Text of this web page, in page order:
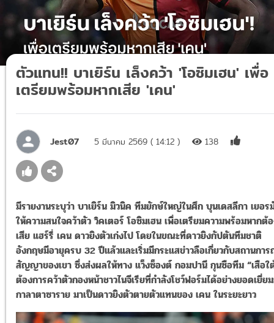
ตัวแทน!! บาเยิร์น เล็งคว้า 'โอซิมเฮน' เพื่อ
เตรียมพร้อมหากเสีย 'เคน'
Jest07 5 มีนาคม 2569 ( 14:12 ) 138
มีรายงานระบุว่า บาเยิร์น มิวนิค ทีมยักษ์ใหญ่ในศึก บุนเดสลีกา เยอร
ให้ความสนใจคว้าตัว วิคเตอร์ โอซิมเฮน เพื่อเตรียมความพร้อมหากต้
เสีย แฮร์รี่ เคน ดาวยิงตัวเก่งไป โดยในขณะที่ดาวยิงกัปตันทีมชาติ
อังกฤษมีอายุครบ 32 ปีแล้วและเริ่มมีกระแสข่าวลือเกี่ยวกับสถานกา
สัญญาของเขา ซึ่งส่งผลให้ทาง แว็งซ็องต์ กอมปานี กุนซือทีม “เสือใ
ต้องการคว้าตัวกองหน้าชาวไนจีเรียที่กำลังโชว์ฟอร์มได้อย่างยอดเยี่ย
กาลาตาซาราย มาเป็นดาวยิงตัวตายตัวแทนของ เคน ในระยะยาว